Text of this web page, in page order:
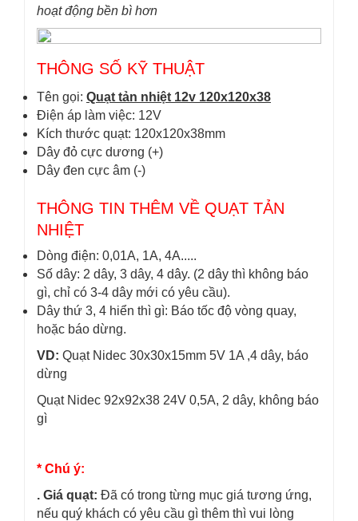
hoạt động bền bì hơn
THÔNG SỐ KỸ THUẬT
Tên gọi: Quạt tản nhiệt 12v 120x120x38
Điện áp làm việc: 12V
Kích thước quạt: 120x120x38mm
Dây đỏ cực dương (+)
Dây đen cực âm (-)
THÔNG TIN THÊM VỀ QUẠT TẢN
NHIỆT
Dòng điện: 0,01A, 1A, 4A.....
Số dây: 2 dây, 3 dây, 4 dây. (2 dây thì không báo
gì, chỉ có 3-4 dây mới có yêu cầu).
Dây thứ 3, 4 hiển thì gì: Báo tốc độ vòng quay,
hoặc báo dừng.
VD: Quạt Nidec 30x30x15mm 5V 1A ,4 dây, báo
dừng
Quạt Nidec 92x92x38 24V 0,5A, 2 dây, không báo
gì
* Chú ý:
. Giá quạt: Đã có trong từng mục giá tương ứng,
nếu quý khách có yêu cầu gì thêm thì vui lòng